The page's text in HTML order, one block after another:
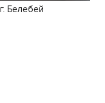
Белебей